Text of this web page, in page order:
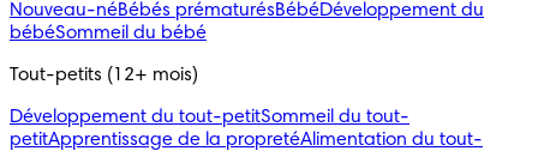
Nouveau-néBébés prématurésBébéDéveloppement du
bébéSommeil du bébé
Tout-petits (12+ mois)
Développement du tout-petitSommeil du tout-
petitApprentissage de la propretéAlimentation du tout-